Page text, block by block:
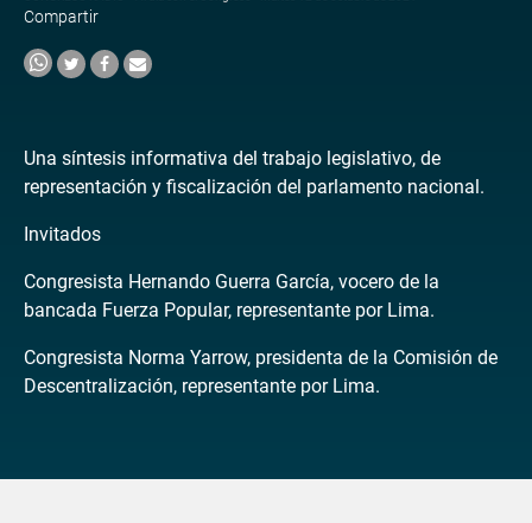
Compartir
Una síntesis informativa del trabajo legislativo, de
representación y fiscalización del parlamento nacional.
Invitados
Congresista Hernando Guerra García, vocero de la
bancada Fuerza Popular, representante por Lima.
Congresista Norma Yarrow, presidenta de la Comisión de
Descentralización, representante por Lima.